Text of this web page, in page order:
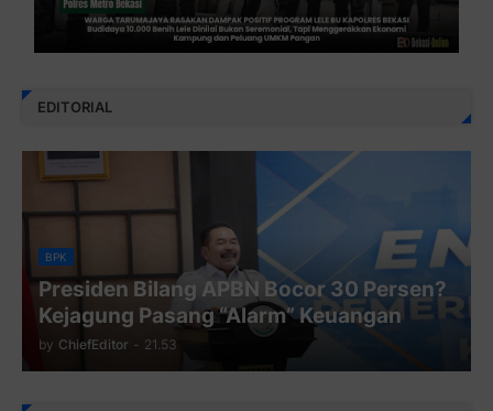
EDITORIAL
BPK
Presiden Bilang APBN Bocor 30 Persen?
Kejagung Pasang “Alarm” Keuangan
by ChiefEditor - 21.53